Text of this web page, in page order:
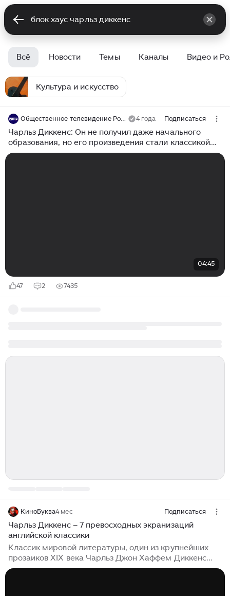
Всё Новости Темы Каналы Видео и
Культура и искусство
Общественное телевидение России 4 года Подписаться
Чарльз Диккенс: Он не получил даже начального
образования, но его произведения стали классикой
школьной литературы
04:45
47 2 7435
КиноБуква4 мес Подписаться
Чарльз Диккенс – 7 превосходных экранизаций
английской классики
Классик мировой литературы, один из крупнейших
прозаиков XIX века Чарльз Джон Хаффем Диккенс
был творчески весьма плодовит. Причем успешно –